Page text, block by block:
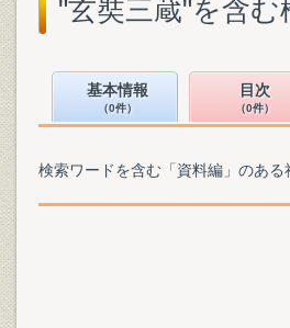
"玄奘三蔵"を含む
基本情報
（0件）
目次
（0件）
検索ワードを含む「資料編」のある